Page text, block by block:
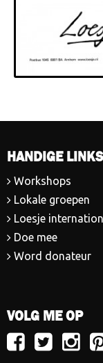
HANDIGE LINKS
Workshops
Lokale groepen
Loesje
Doe mee
Word donateur
VOLG ME OP
VolgVolg